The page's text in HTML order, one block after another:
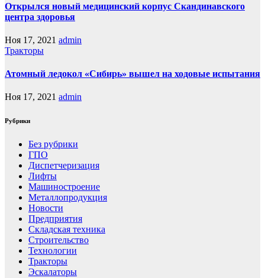
Открылся новый медицинский корпус Скандинавского
центра здоровья
Ноя 17, 2021 admin
Тракторы
Атомный ледокол «Сибирь» вышел на ходовые испытания
Ноя 17, 2021 admin
Рубрики
Без рубрики
ГПО
Диспетчеризация
Лифты
Машиностроение
Металлопродукция
Новости
Предприятия
Складская техника
Строительство
Технологии
Тракторы
Эскалаторы